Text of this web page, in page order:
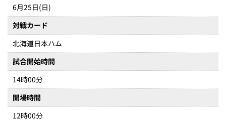
6月25日(日)
対戦カード
北海道日本ハム
試合開始時間
14時00分
開場時間
12時00分